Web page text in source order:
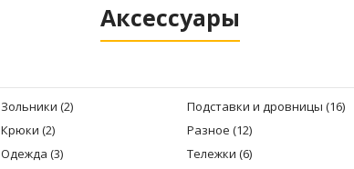
Аксессуары
Зольники (2) Подставки и дровницы (16)
Крюки (2) Разное (12)
Одежда (3) Тележки (6)